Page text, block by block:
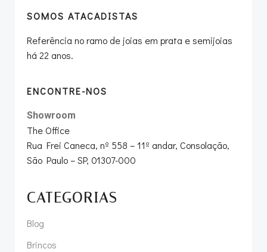
SOMOS ATACADISTAS
Referência no ramo de joias em prata e semijoias
há 22 anos.
ENCONTRE-NOS
Showroom
The Office
Rua Frei Caneca, nº 558 – 11º andar, Consolação,
São Paulo – SP, 01307-000
CATEGORIAS
Blog
Brincos